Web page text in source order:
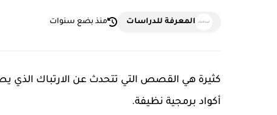
المعرفة للدراسات منذ بضع سنوات
كثيرة هي القصص التي تتحدث عن الارتباك الذي
أكواد برمجية نظيفة.